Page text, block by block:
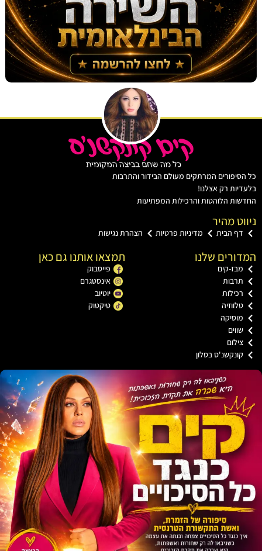
המרתקים מעולם הבידור והתרבות
רק אצלנו!
הלוהטות והרכילות המפתיעות
מהיר
הבית מדיניות פרטיות הצהרת נגישות
שלנו
קים
בסלון
תמצאו אותנו גם כאן
פייסבוק
אינסטגרם
יוטיוב
טיקטוק